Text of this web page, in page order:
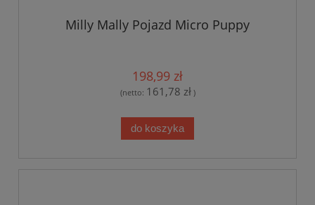
Milly Mally Pojazd Micro Puppy
198,99 zł
(netto: 161,78 zł)
do koszyka